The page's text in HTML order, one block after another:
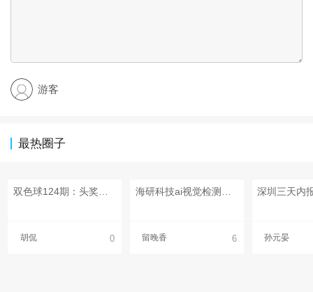
游客
最热圈子
双色球124期：头奖特别奖1注2000万 奖池9.16亿
胡侃 0
海研科技ai视觉检测全方案赋能厨电产品智造
留晚香 6 孙元晏